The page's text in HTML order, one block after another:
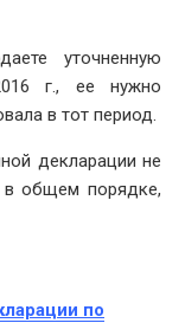
уточненную
г., ее нужно
в тот период.
декларации не
в общем порядке,
по